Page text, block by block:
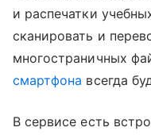
и распечатки
сканировать и
многостраничных
смартфона всегда
В сервисе есть